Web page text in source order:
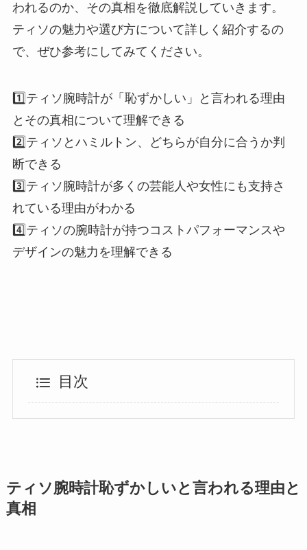
われるのか、その真相を徹底解説していきます。
ティソの魅力や選び方について詳しく紹介するの
で、ぜひ参考にしてみてください。
1️⃣ティソ腕時計が「恥ずかしい」と言われる理由
とその真相について理解できる
2️⃣ティソとハミルトン、どちらが自分に合うか判
断できる
3️⃣ティソ腕時計が多くの芸能人や女性にも支持さ
れている理由がわかる
4️⃣ティソの腕時計が持つコストパフォーマンスや
デザインの魅力を理解できる
目次
ティソ腕時計恥ずかしいと言われる理由と
真相